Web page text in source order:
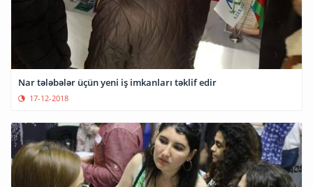
Nar tələbələr üçün yeni iş imkanları təklif edir
17-12-2018